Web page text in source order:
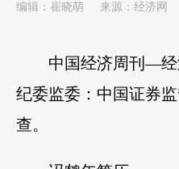
编辑：崔晓萌 来源： 经济网
中国经济周刊—经
纪委监委：中国证券
查。